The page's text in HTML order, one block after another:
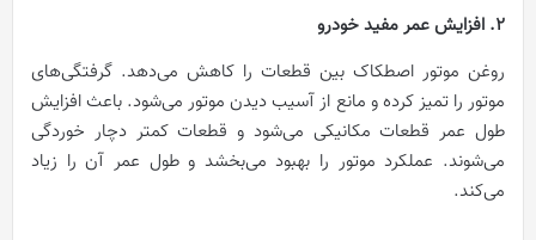
2. افزایش عمر مفید خودرو
روغن موتور اصطکاک بین قطعات را کاهش می‌دهد. گرفتگی‌های
موتور را تمیز کرده و مانع از آسیب دیدن موتور می‌شود. باعث افزایش
طول عمر قطعات مکانیکی می‌شود و قطعات کمتر دچار خوردگی
می‌شوند. عملکرد موتور را بهبود می‌بخشد و طول عمر آن را زیاد
می‌کند.